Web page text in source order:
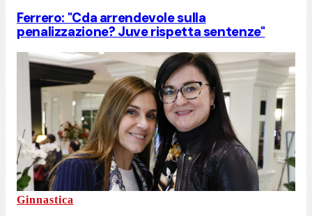
Ferrero: "Cda arrendevole sulla
penalizzazione? Juve rispetta sentenze"
Ginnastica